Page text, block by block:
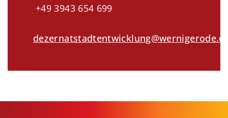
+49 3943 654 699